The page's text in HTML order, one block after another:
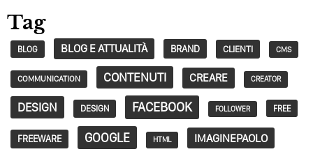
Tag
BLOG BLOG E ATTUALITÀ BRAND CLIENTI CMS
COMMUNICATION CONTENUTI CREARE CREATOR
DESIGN DESIGN FACEBOOK FOLLOWER FREE
FREEWARE GOOGLE HTML IMAGINEPAOLO